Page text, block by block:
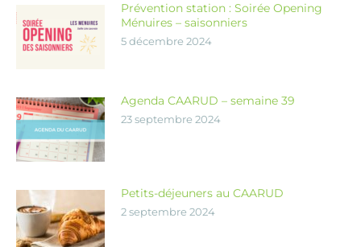
Prévention station : Soirée Opening
Ménuires – saisonniers
5 décembre 2024
Agenda CAARUD – semaine 39
23 septembre 2024
Petits-déjeuners au CAARUD
2 septembre 2024